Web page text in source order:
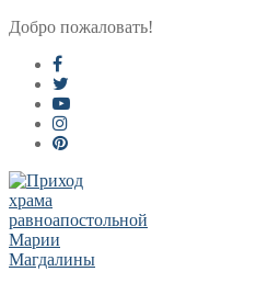
Перейти
содержимому
Меню
Закрыть
Добро пожаловать!